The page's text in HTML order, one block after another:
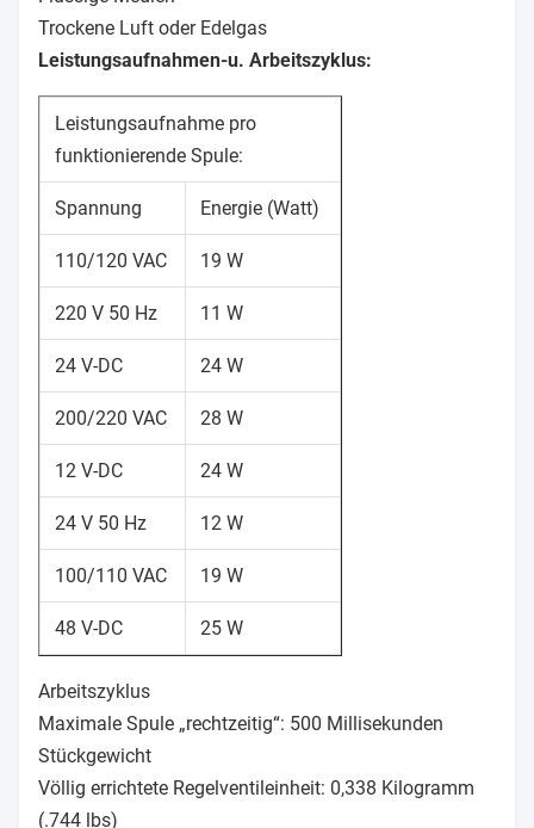
Trockene Luft oder Edelgas
Leistungsaufnahmen-u. Arbeitszyklus:
Leistungsaufnahme pro
funktionierende Spule:
Spannung Energie (Watt)
110/120 VAC 19 W
220 V 50 Hz 11 W
24 V-DC 24 W
200/220 VAC 28 W
12 V-DC 24 W
24 V 50 Hz 12 W
100/110 VAC 19 W
48 V-DC 25 W
Arbeitszyklus
Maximale Spule „rechtzeitig“: 500 Millisekunden
Stückgewicht
Völlig errichtete Regelventileinheit: 0,338 Kilogramm
(.744 lbs)